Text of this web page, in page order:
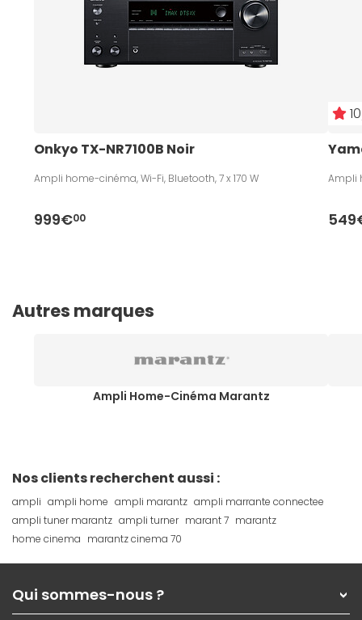
Onkyo TX-NR7100B Noir
Ampli home-cinéma, Wi-Fi, Bluetooth, 7 x 170 W
999€00
Ampli
Autres marques
Ampli Home-Cinéma Marantz
Nos clients recherchent aussi :
ampli ampli home ampli marantz ampli marrante connectee
ampli tuner marantz ampli turner marant 7 marantz
home cinema marantz cinema 70
Qui sommes-nous ?